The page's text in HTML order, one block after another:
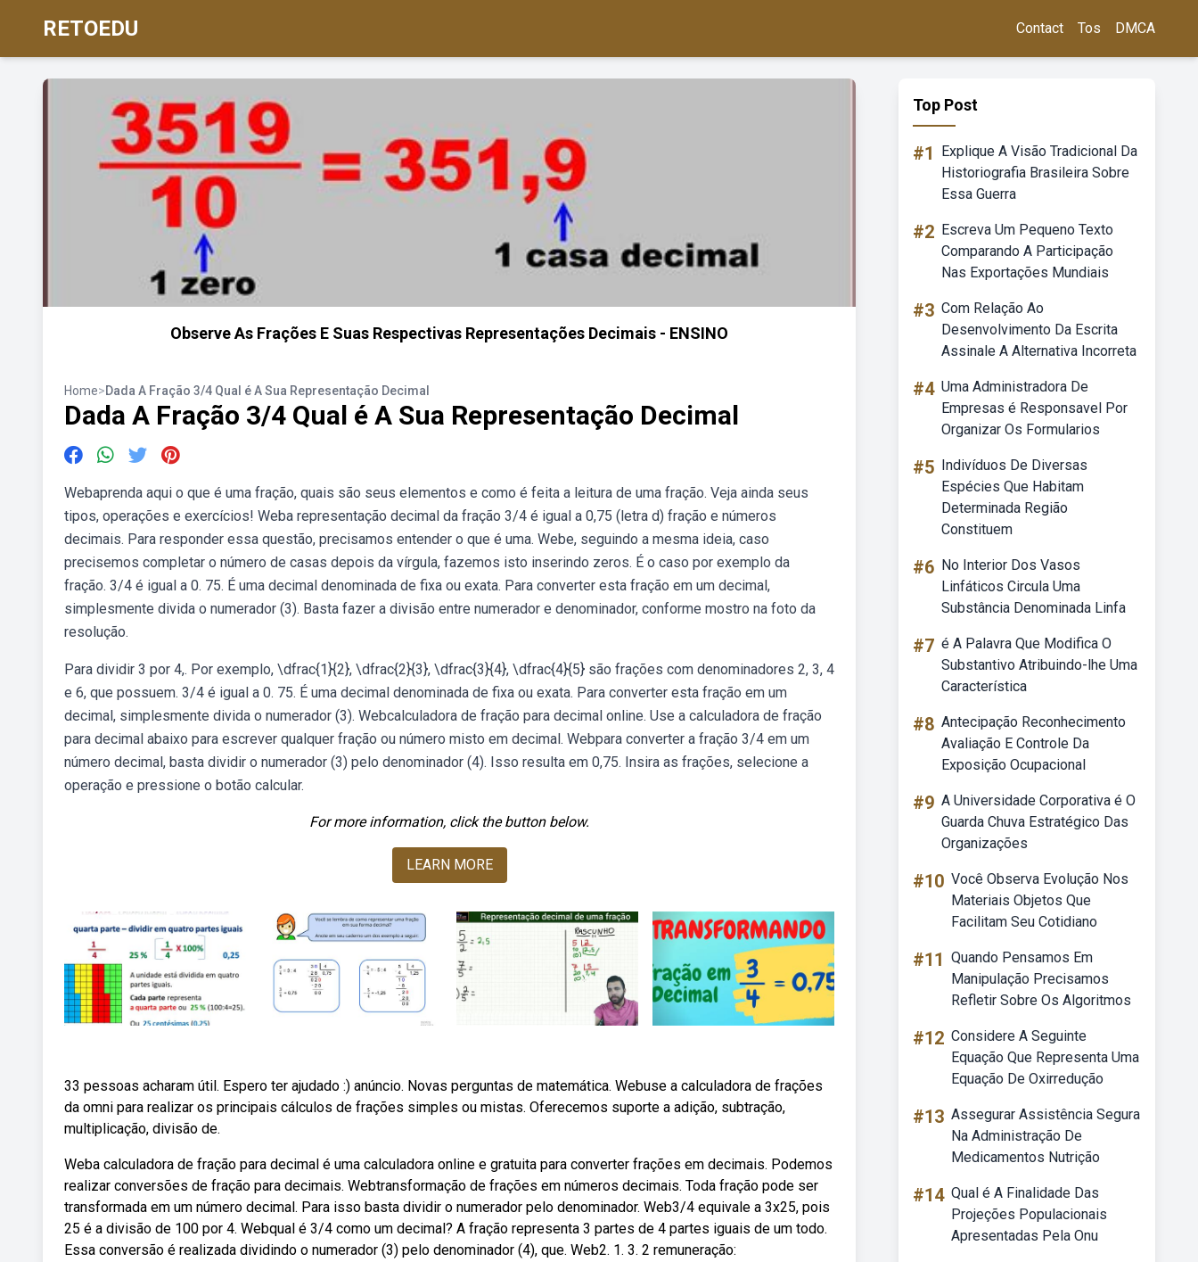
RETOEDU Contact Tos DMCA
Observe As Frações E Suas Respectivas Representações Decimais - ENSINO
Home>Dada A Fração 3/4 Qual é A Sua Representação Decimal
Dada A Fração 3/4 Qual é A Sua Representação Decimal
Webaprenda aqui o que é uma fração, quais são seus elementos e como é feita a leitura de uma fração. Veja ainda seus
tipos, operações e exercícios! Weba representação decimal da fração 3/4 é igual a 0,75 (letra d) fração e números
decimais. Para responder essa questão, precisamos entender o que é uma. Webe, seguindo a mesma ideia, caso
precisemos completar o número de casas depois da vírgula, fazemos isto inserindo zeros. É o caso por exemplo da
fração. 3/4 é igual a 0. 75. É uma decimal denominada de fixa ou exata. Para converter esta fração em um decimal,
simplesmente divida o numerador (3). Basta fazer a divisão entre numerador e denominador, conforme mostro na foto da
resolução.
Para dividir 3 por 4,. Por exemplo, \dfrac{1}{2}, \dfrac{2}{3}, \dfrac{3}{4}, \dfrac{4}{5} são frações com denominadores 2, 3, 4
e 6, que possuem. 3/4 é igual a 0. 75. É uma decimal denominada de fixa ou exata. Para converter esta fração em um
decimal, simplesmente divida o numerador (3). Webcalculadora de fração para decimal online. Use a calculadora de fração
para decimal abaixo para escrever qualquer fração ou número misto em decimal. Webpara converter a fração 3/4 em um
número decimal, basta dividir o numerador (3) pelo denominador (4). Isso resulta em 0,75. Insira as frações, selecione a
operação e pressione o botão calcular.
For more information, click the button below.
LEARN MORE
33 pessoas acharam útil. Espero ter ajudado :) anúncio. Novas perguntas de matemática. Webuse a calculadora de frações
da omni para realizar os principais cálculos de frações simples ou mistas. Oferecemos suporte a adição, subtração,
multiplicação, divisão de.
Weba calculadora de fração para decimal é uma calculadora online e gratuita para converter frações em decimais. Podemos
realizar conversões de fração para decimais. Webtransformação de frações em números decimais. Toda fração pode ser
transformada em um número decimal. Para isso basta dividir o numerador pelo denominador. Web3/4 equivale a 3x25, pois
25 é a divisão de 100 por 4. Webqual é 3/4 como um decimal? A fração representa 3 partes de 4 partes iguais de um todo.
Essa conversão é realizada dividindo o numerador (3) pelo denominador (4), que. Web2. 1. 3. 2 remuneração:
Top Post
#1
Explique A Visão Tradicional Da
Historiografia Brasileira Sobre
Essa Guerra
#2 Escreva Um Pequeno Texto
Comparando A Participação
Nas Exportações Mundiais
#3 Com Relação Ao
Desenvolvimento Da Escrita
Assinale A Alternativa Incorreta
#4 Uma Administradora De
Empresas é Responsavel Por
Organizar Os Formularios
#5 Indivíduos De Diversas
Espécies Que Habitam
Determinada Região
Constituem
#6 No Interior Dos Vasos
Linfáticos Circula Uma
Substância Denominada Linfa
#7 é A Palavra Que Modifica O
Substantivo Atribuindo-lhe Uma
Característica
#8 Antecipação Reconhecimento
Avaliação E Controle Da
Exposição Ocupacional
#9 A Universidade Corporativa é O
Guarda Chuva Estratégico Das
Organizações
#10 Você Observa Evolução Nos
Materiais Objetos Que
Facilitam Seu Cotidiano
#11 Quando Pensamos Em
Manipulação Precisamos
Refletir Sobre Os Algoritmos
#12 Considere A Seguinte
Equação Que Representa Uma
Equação De Oxirredução
#13 Assegurar Assistência Segura
Na Administração De
Medicamentos Nutrição
#14 Qual é A Finalidade Das
Projeções Populacionais
Apresentadas Pela Onu